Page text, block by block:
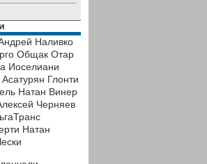
Наливко
Общак Отар
Иоселиани
Асатурян Глонти
Натан Винер
Черняев
Натан